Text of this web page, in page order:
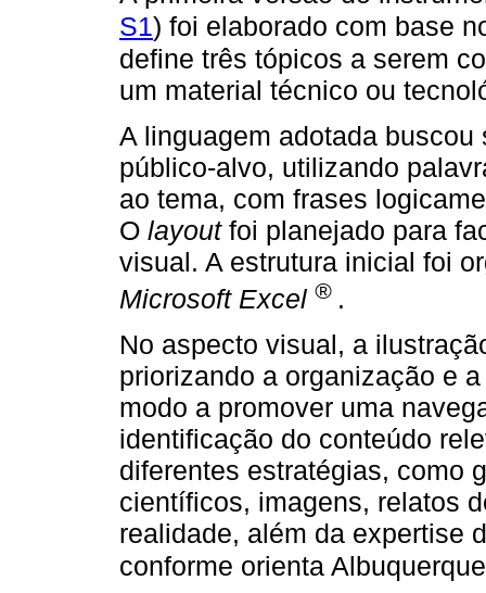
S1) foi elaborado com base
define três tópicos a serem
um material técnico ou
A linguagem adotada
público-alvo, utilizando
ao tema, com frases
O layoutfoi planejado para
visual. A estrutura inicial foi
Microsoft Excel ® .
No aspecto visual, a
priorizando a organização e
modo a promover uma
identificação do conteúdo
diferentes estratégias, como
científicos, imagens, relatos
realidade, além da expertise
conforme orienta Albuquerque